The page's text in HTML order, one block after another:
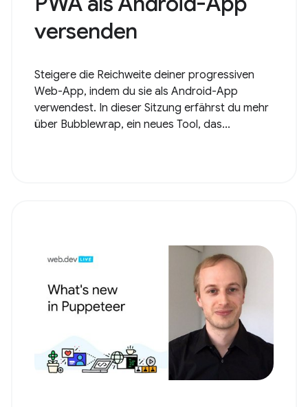
versenden
Steigere die Reichweite deiner progressiven
Web-App, indem du sie als Android-App
verwendest. In dieser Sitzung erfährst du mehr
über Bubblewrap, ein neues Tool, das...